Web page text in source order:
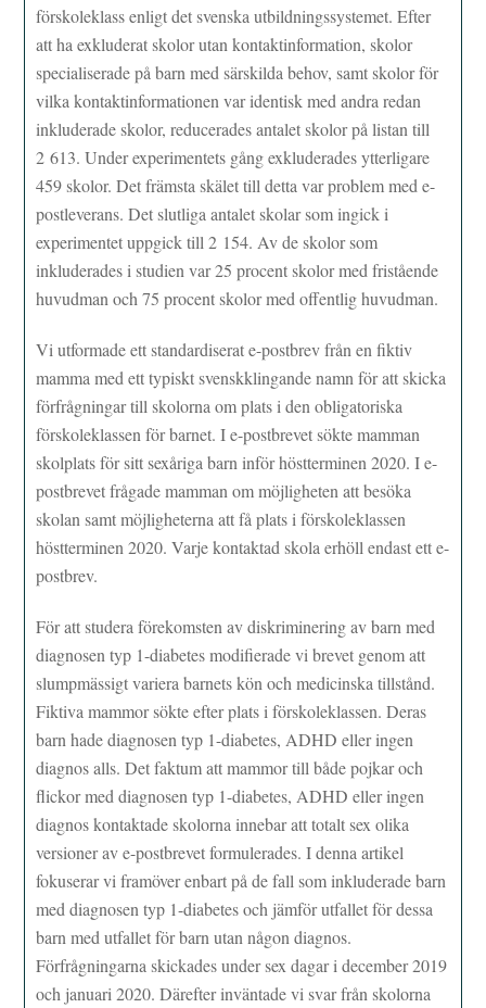
förskoleklass enligt det svenska utbildningssystemet. Efter
att ha exkluderat skolor utan kontaktinformation, skolor
specialiserade på barn med särskilda behov, samt skolor för
vilka kontaktinformationen var identisk med andra redan
inkluderade skolor, reducerades antalet skolor på listan till
2 613. Under experimentets gång exkluderades ytterligare
459 skolor. Det främsta skälet till detta var problem med e-
postleverans. Det slutliga antalet skolar som ingick i
experimentet uppgick till 2 154. Av de skolor som
inkluderades i studien var 25 procent skolor med fristående
huvudman och 75 procent skolor med offentlig huvudman.
Vi utformade ett standardiserat e-postbrev från en fiktiv
mamma med ett typiskt svenskklingande namn för att skicka
förfrågningar till skolorna om plats i den obligatoriska
förskoleklassen för barnet. I e-postbrevet sökte mamman
skolplats för sitt sexåriga barn inför höstterminen 2020. I e-
postbrevet frågade mamman om möjligheten att besöka
skolan samt möjligheterna att få plats i förskoleklassen
höstterminen 2020. Varje kontaktad skola erhöll endast ett e-
postbrev.
För att studera förekomsten av diskriminering av barn med
diagnosen typ 1-diabetes modifierade vi brevet genom att
slumpmässigt variera barnets kön och medicinska tillstånd.
Fiktiva mammor sökte efter plats i förskoleklassen. Deras
barn hade diagnosen typ 1-diabetes, ADHD eller ingen
diagnos alls. Det faktum att mammor till både pojkar och
flickor med diagnosen typ 1-diabetes, ADHD eller ingen
diagnos kontaktade skolorna innebar att totalt sex olika
versioner av e-postbrevet formulerades. I denna artikel
fokuserar vi framöver enbart på de fall som inkluderade barn
med diagnosen typ 1-diabetes och jämför utfallet för dessa
barn med utfallet för barn utan någon diagnos.
Förfrågningarna skickades under sex dagar i december 2019
och januari 2020. Därefter inväntade vi svar från skolorna